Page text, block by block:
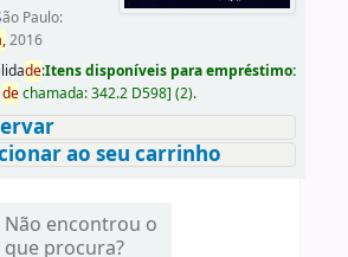
Paulo:
2016
de:Itens disponíveis para empréstimo:
dechamada:342.2 D598] (2).
ao seu carrinho
Não encontrou o
que procura?